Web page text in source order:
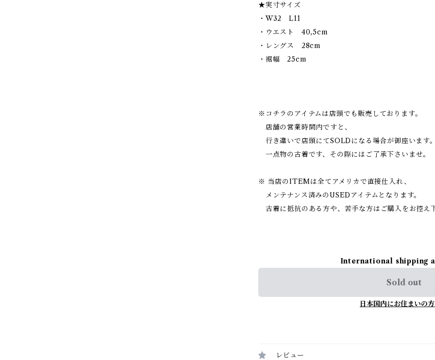
★実寸サイズ
・W32 L11
・ウエスト 40,5cm
・レングス 28cm
・裾幅 25cm
※コチラのアイテムは店頭でも販売しております。
店舗の営業時間内ですと、
行き違いで店頭にてSOLDになる場合が御座います
一点物の古着です、その際にはご了承下さいませ。
※ 当店のITEMは全てアメリカで直接仕入れ、
メンテナンス済みのUSEDアイテムとなります。
古着に抵抗のある方や、苦手な方はご購入をお控え
International shipping
Sold out
日本国内にお住まいの
レビュー